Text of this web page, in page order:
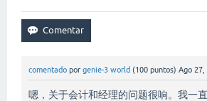
comentado por genie-3 world (100 puntos) Ago 27,
嗯，关于会计和经理的问题很响。我一